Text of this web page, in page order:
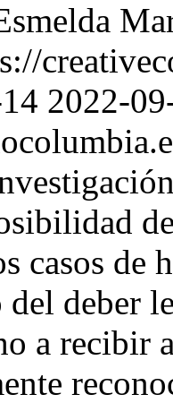
2022-
casos de
deber
a recibir